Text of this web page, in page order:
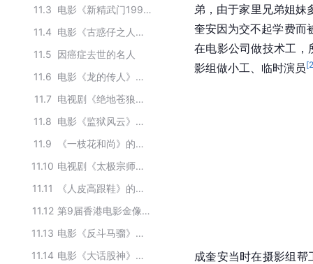
11.3
电影《新精武门1991》的主要演员
11.4
电影《古惑仔之人在江湖》的主要演员
11.5 因癌症去世的名人
11.6
电影《龙的传人》全部演员
11.7
电视剧《绝地苍狼》主要演员
11.8
电影《监狱风云》的主要演员
11.9
《一枝花和尚》的主要演员
11.10
电视剧《太极宗师》的主要演员
11.11
《人皮高跟鞋》的主要演员
11.12
第9届香港电影金像奖最佳男配角提名
11.13
电影《反斗马骝》主要演职员
11.14
电影《大话股神》演职员
弟，由于家里兄弟姐妹
奎安因为交不起学费而
在电影公司做技术工，
影组做小工、临时演员[
成奎安当时在摄影组